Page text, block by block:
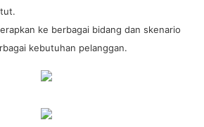
ke berbagai bidang dan skenario
kebutuhan pelanggan.